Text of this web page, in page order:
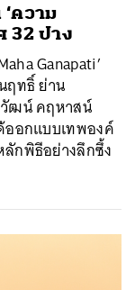
ความ
32 ปาง
Ganapati’
ฤทธิ์ ย่าน
วัฒน์ คฤหาสน์
ออกแบบเทพองค์
กพิธีอย่างลึกซึ้ง